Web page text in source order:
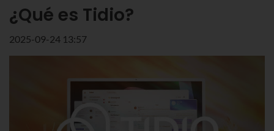
¿Qué es Tidio?
2025-09-24 13:57